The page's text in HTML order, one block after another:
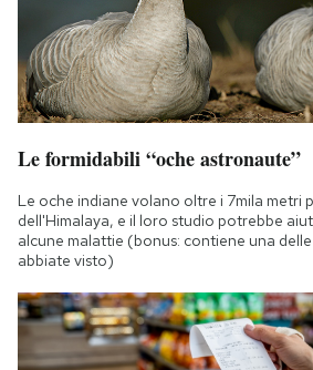
Le formidabili “oche astronaute”
Le oche indiane volano oltre i 7mila metri
dell'Himalaya, e il loro studio potrebbe
alcune malattie (bonus: contiene una
abbiate visto)